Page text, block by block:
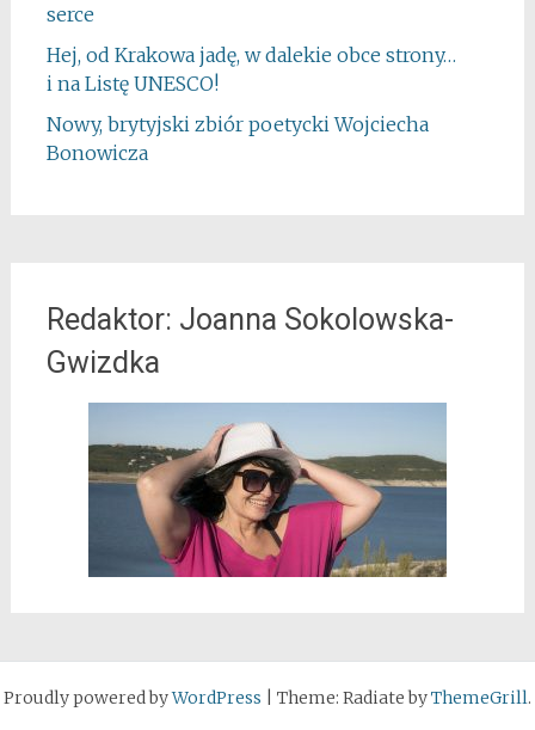
serce
Hej, od Krakowa jadę, w dalekie obce strony…
i na Listę UNESCO!
Nowy, brytyjski zbiór poetycki Wojciecha
Bonowicza
Redaktor: Joanna Sokolowska-
Gwizdka
Proudly powered byWordPress Theme: Radiate byThemeGrill.